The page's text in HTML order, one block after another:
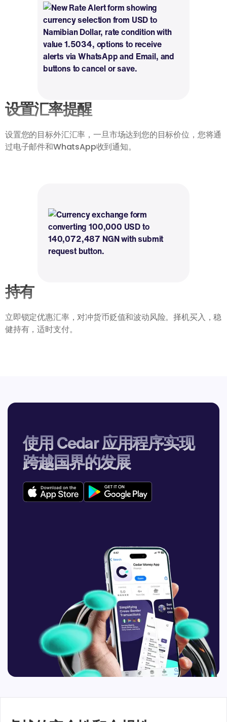
设置汇率提醒
设置您的目标外汇汇率，一旦市场达到您的目标价位，您将通
过电子邮件和WhatsApp收到通知。
持有
立即锁定优惠汇率，对冲货币贬值和波动风险。择机买入，稳
健持有，适时支付。
使用 Cedar 应用程序实现
跨越国界的发展